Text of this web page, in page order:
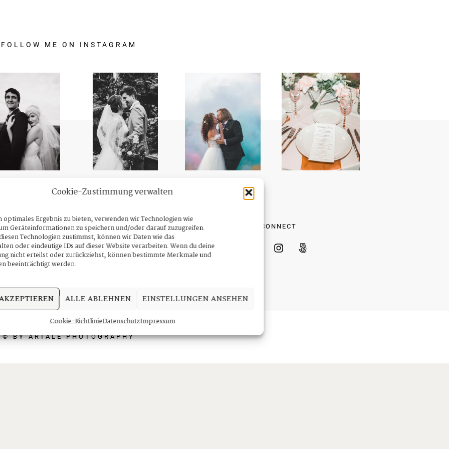
Cookie-Zustimmung verwalten
optimales Ergebnis zu bieten, verwenden wir Technologien wie
Geräteinformationen zu speichern und/oder darauf zuzugreifen.
Technologien zustimmst, können wir Daten wie das
oder eindeutige IDs auf dieser Website verarbeiten. Wenn du deine
nicht erteilst oder zurückziehst, können bestimmte Merkmale und
beeinträchtigt werden.
ALLE ABLEHNEN EINSTELLUNGEN ANSEHEN
Cookie-RichtlinieDatenschutzImpressum
FOLLOW ME ON INSTAGRAM
every picture should be unique.
special day. We will make a
wonderful story
CONNECT
© BY ARTALE PHOTOGRAPHY